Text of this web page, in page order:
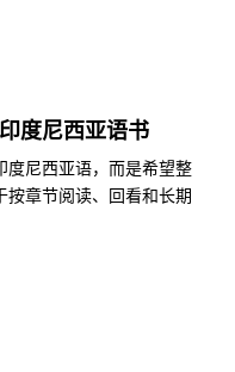
度尼西亚语书
度尼西亚语，而是希望整
章节阅读、回看和长期